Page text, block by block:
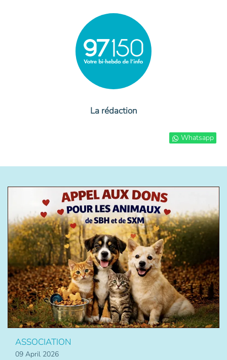
La rédaction
Whatsapp
ASSOCIATION
09 April 2026